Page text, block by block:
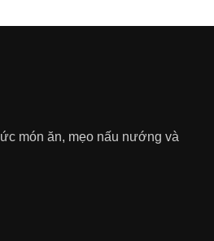
món ăn, mẹo nấu nướng và